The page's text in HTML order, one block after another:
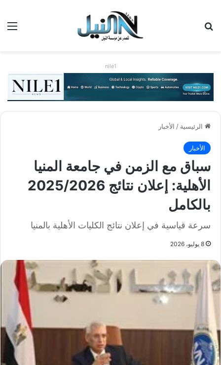
nile1
الرئيسية / الأخبار
الأخبار
سباق مع الزمن في جامعة المنيا
الأهلية: إعلان نتائج 2025/2026
بالكامل
سرعة قياسية في إعلان نتائج الكليات الأهلية بالمنيا
8 يوليو، 2026